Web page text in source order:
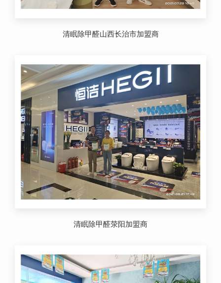
清眠除甲醛山西长治市加盟商
清眠除甲醛荥阳加盟商